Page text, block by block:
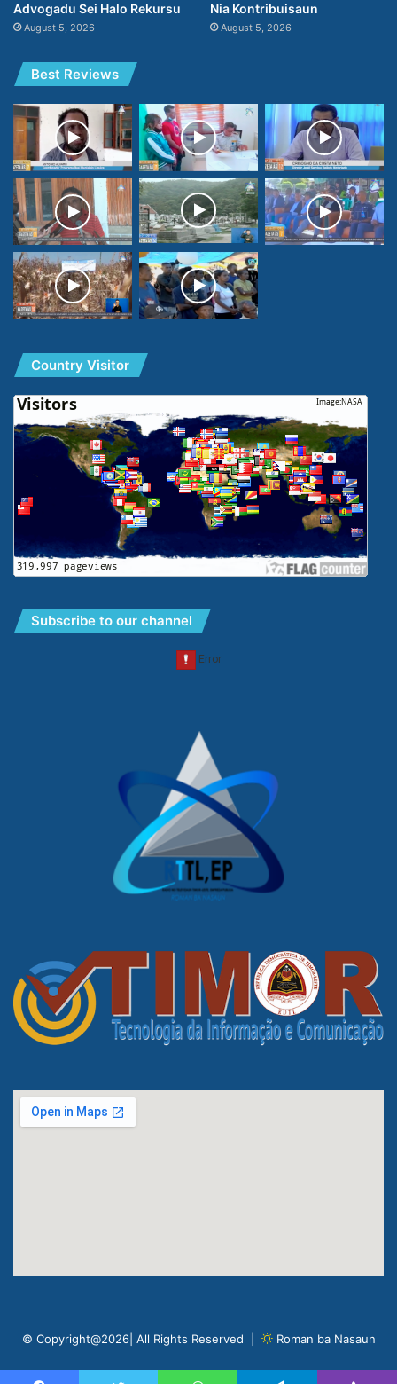
Advogadu Sei Halo Rekursu
August 5, 2026
Nia Kontribuisaun
August 5, 2026
Best Reviews
Country Visitor
Subscribe to our channel
© Copyright@2026| All Rights Reserved | Roman ba Nasaun